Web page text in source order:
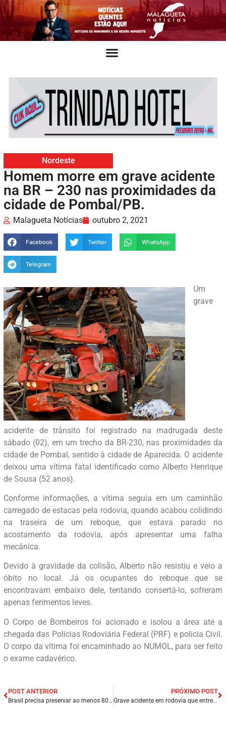
Nordeste
Homem morre em grave acidente
na BR – 230 nas proximidades da
cidade de Pombal/PB.
Malagueta Notícias outubro 2, 2021
Facebook Twitter WhatsApp
Telegram
Um
grave
acidente de trânsito foi registrado na madrugada deste
sábado (02), em um trecho da BR-230, nas proximidades da
cidade de Pombal, sentido à cidade de Aparecida. O acidente
deixou uma vítima fatal identificado como Alberto Henrique
de Sousa (52 anos).
Conforme informações, a vítima seguia em um caminhão
carregado de estacas pela rodovia, quando acabou colidindo
na traseira de um reboque, que estava parado no
acostamento da rodovia, após apresentar uma falha
mecânica.
Devido à gravidade da colisão, Alberto não resistiu e veio a
óbito no local. Já os ocupantes do reboque que se
encontravam embaixo dele, tentando consertá-lo, sofreram
apenas ferimentos leves.
O Corpo de Bombeiros foi acionado e isolou a área até a
chegada das Polícias Rodoviária Federal (PRF) e policia Civil.
O corpo da vítima foi encaminhado ao NUMOL, para ser feito
o exame cadavérico.
POST ANTERIOR
Brasil precisa preservar ao menos 80% da Amazônia, diz vice-presidente.
PRÓXIMO POST
Grave acidente em rodovia que entre as cidades de Arame e Grajaú/MA.